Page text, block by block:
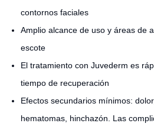
contornos faciales
Amplio alcance de uso y áreas de
escote
El tratamiento con Juvederm es
tiempo de recuperación
Efectos secundarios mínimos:
hematomas, hinchazón. Las